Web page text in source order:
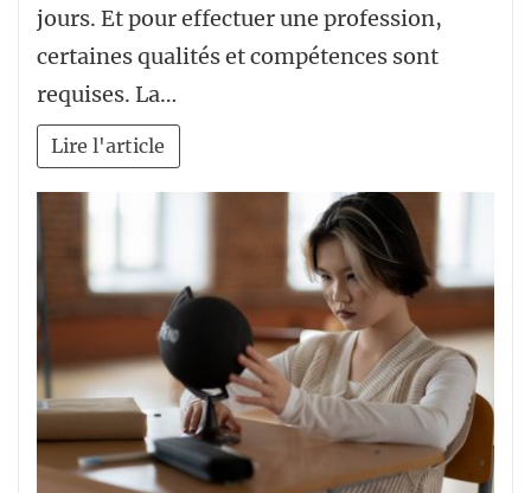
jours. Et pour effectuer une profession,
certaines qualités et compétences sont
requises. La…
Lire l'article